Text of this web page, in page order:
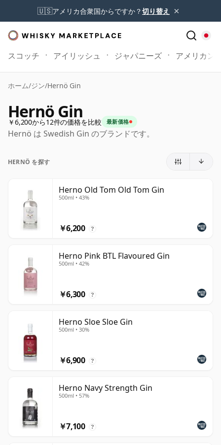
🇺🇸アメリカ合衆国からですか？切り替え ×
スコッチ アイリッシュ ジャパニーズ アメリカン
ホーム/ジン/Hernö Gin
Hernö Gin
￥6,200から12件の価格を比較 最新価格
Hernö は Swedish Gin のブランドです。
HERNÖ を探す
Herno Old Tom Old Tom Gin
500ml • 43%
￥6,200 ?
Herno Pink BTL Flavoured Gin
500ml • 42%
￥6,300 ?
Herno Sloe Sloe Gin
500ml • 30%
￥6,900 ?
Herno Navy Strength Gin
500ml • 57%
￥7,100 ?